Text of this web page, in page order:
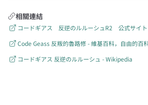
相關連結
コードギアス 反逆のルルーシュR2 公式サイト
Code Geass 反叛的魯路修 - 維基百科，自由的百
コードギアス 反逆のルルーシュ - Wikipedia